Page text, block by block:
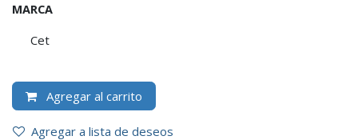
MARCA
Cet
Agregar al carrito
Agregar a lista de deseos